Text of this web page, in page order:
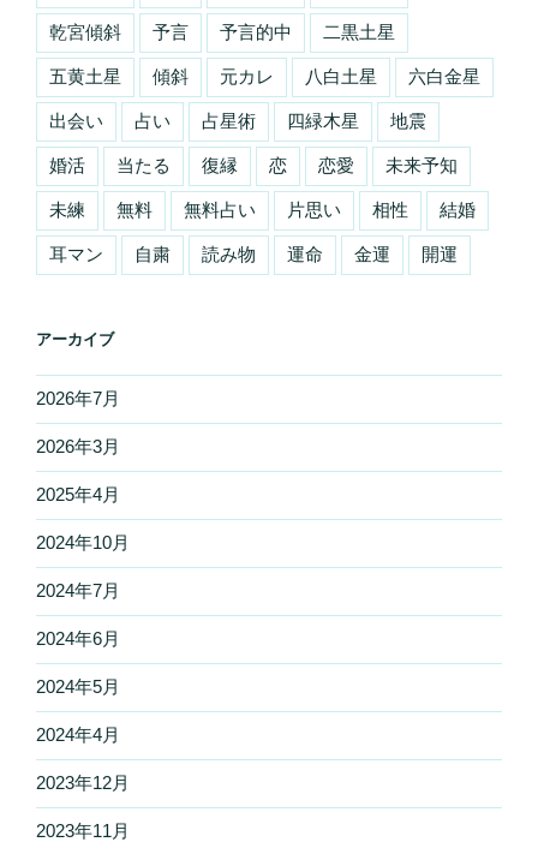
乾宮傾斜 予言 予言的中 二黒土星
五黄土星 傾斜 元カレ 八白土星 六白金星
出会い 占い 占星術 四緑木星 地震
婚活 当たる 復縁 恋 恋愛 未来予知
未練 無料 無料占い 片思い 相性 結婚
耳マン 自粛 読み物 運命 金運 開運
アーカイブ
2026年7月
2026年3月
2025年4月
2024年10月
2024年7月
2024年6月
2024年5月
2024年4月
2023年12月
2023年11月